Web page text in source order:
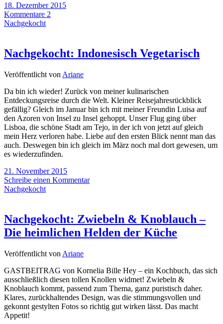
18. Dezember 2015
Kommentare 2
Nachgekocht
Nachgekocht: Indonesisch Vegetarisch
Veröffentlicht von Ariane
Da bin ich wieder! Zurück von meiner kulinarischen
Entdeckungsreise durch die Welt. Kleiner Reisejahresrückblick
gefällig? Gleich im Januar bin ich mit meiner Freundin Luisa auf
den Azoren von Insel zu Insel gehoppt. Unser Flug ging über
Lisboa, die schöne Stadt am Tejo, in der ich von jetzt auf gleich
mein Herz verloren habe. Liebe auf den ersten Blick nennt man das
auch. Deswegen bin ich gleich im März noch mal dort gewesen, um
es wiederzufinden.
21. November 2015
Schreibe einen Kommentar
Nachgekocht
Nachgekocht: Zwiebeln & Knoblauch –
Die heimlichen Helden der Küche
Veröffentlicht von Ariane
GASTBEITRAG von Kornelia Bille Hey – ein Kochbuch, das sich
ausschließlich diesen tollen Knollen widmet! Zwiebeln &
Knoblauch kommt, passend zum Thema, ganz puristisch daher.
Klares, zurückhaltendes Design, was die stimmungsvollen und
gekonnt gestylten Fotos so richtig gut wirken lässt. Das macht
Appetit!